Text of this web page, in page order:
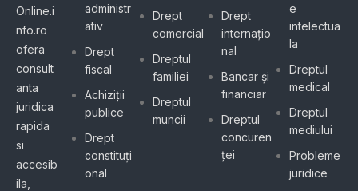
Online.i
nfo.ro
ofera
consult
anta
juridica
rapida
si
accesib
ila,
administr
ativ
Drept
fiscal
Achiziții
publice
Drept
constituți
onal
Drept
comercial
Dreptul
familiei
Dreptul
muncii
Drept
internațio
nal
Bancar și
financiar
Dreptul
concuren
ței
e
intelectua
la
Dreptul
medical
Dreptul
mediului
Probleme
juridice